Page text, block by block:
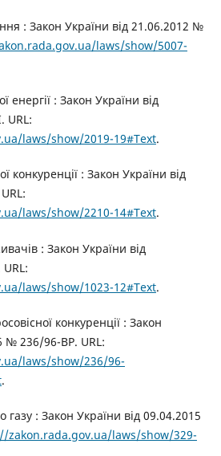
: Закон України від 21.06.2012 №
laws/show/5007-
енергії : Закон України від
URL:
laws/show/2019-19#Text.
конкуренції : Закон України від
laws/show/2210-14#Text.
: Закон України від
laws/show/1023-12#Text.
конкуренції : Закон
№ 236/96-BP. URL:
laws/show/236/96-
.
: Закон України від 09.04.2015
zakon.rada.gov.ua/laws/show/329-